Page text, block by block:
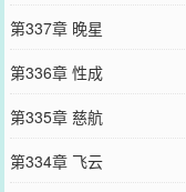
第337章 晚星
第336章 性成
第335章 慈航
第334章 飞云